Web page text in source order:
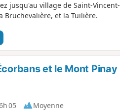
jusqu'au village de Saint-
Bruchevalière, et la Tuilière.
et le Mont Pinay
05
Moyenne